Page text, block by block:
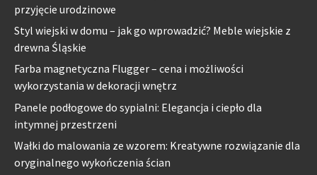
przyjęcie urodzinowe
Styl wiejski w domu – jak go wprowadzić? Meble wiejskie z
drewna Śląskie
Farba magnetyczna Flugger – cena i możliwości
wykorzystania w dekoracji wnętrz
Panele podłogowe do sypialni: Elegancja i ciepło dla
intymnej przestrzeni
Wałki do malowania ze wzorem: Kreatywne rozwiązanie dla
oryginalnego wykończenia ścian